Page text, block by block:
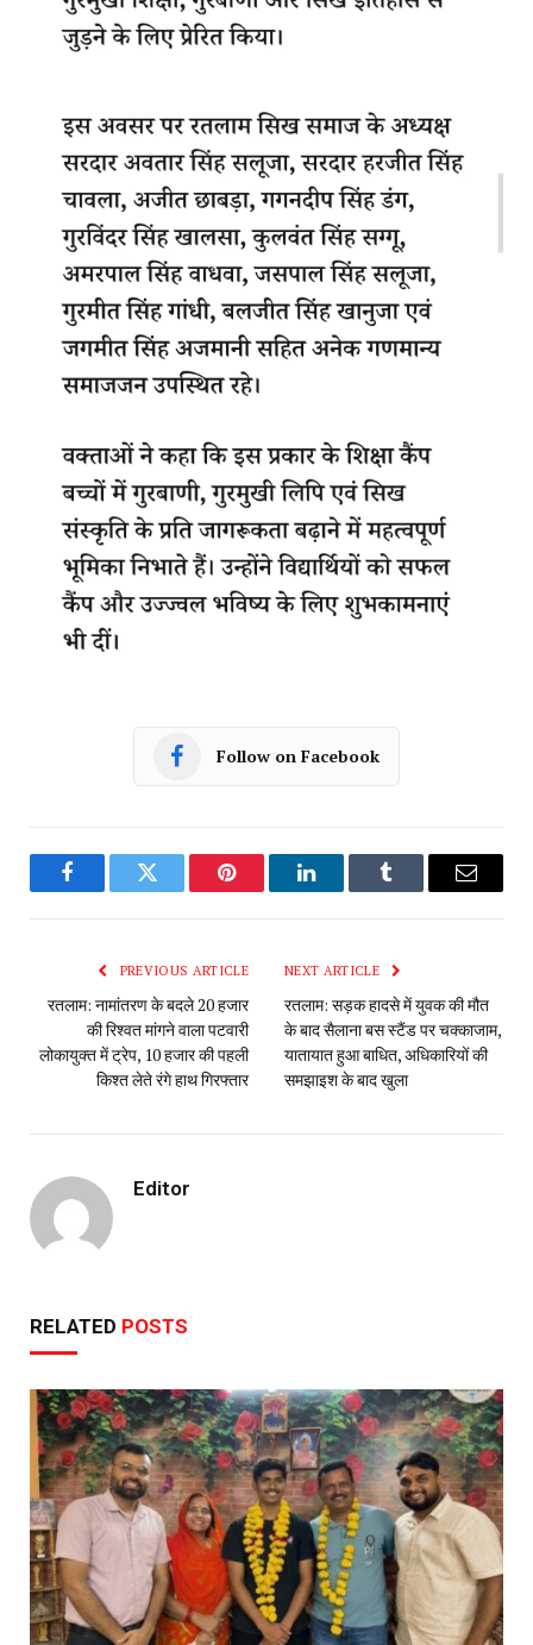
Follow on Facebook
FacebookTwitter Pinterest LinkedInTumblr Email
PREVIOUS ARTICLE
रतलाम: नामांतरण के बदले 20 हजार
की रिश्वत मांगने वाला पटवारी
लोकायुक्त में ट्रेप, 10 हजार की पहली
किश्त लेते रंगे हाथ गिरफ्तार
NEXT ARTICLE
रतलाम: सड़क हादसे में युवक की मौत
के बाद सैलाना बस स्टैंड पर चक्काजाम,
यातायात हुआ बाधित, अधिकारियों की
समझाइश के बाद खुला
Editor
RELATED POSTS